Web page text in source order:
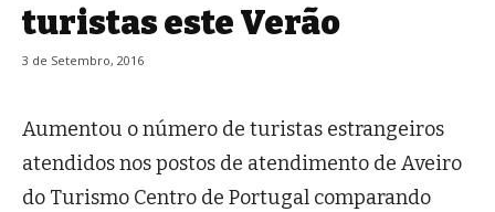
turistas este Verão
3 de Setembro, 2016
Aumentou o número de turistas estrangeiros
atendidos nos postos de atendimento de Aveiro
do Turismo Centro de Portugal comparando